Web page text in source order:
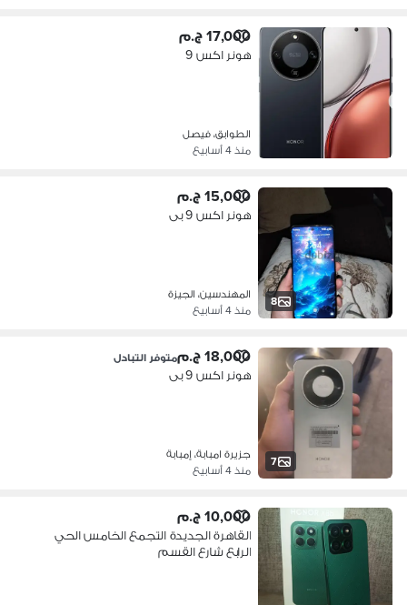
17,000 ج.م
هونر اكس 9
الطوابق، فيصل
منذ 4 أسابيع
8
15,000 ج.م
هونر اكس 9 بى
المهندسين، الجيزة
منذ 4 أسابيع
7
18,000 ج.م متوفر التبادل
هونر اكس 9 بى
جزيرة امبابة، إمبابة
منذ 4 أسابيع
10,000 ج.م
القاهرة الجديدة التجمع الخامس الحي
الرابع شارع القسم